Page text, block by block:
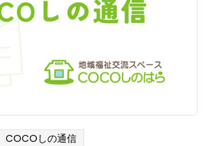
COCOしの通信